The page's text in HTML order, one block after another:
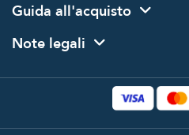
Guida all'acquisto
Note legali